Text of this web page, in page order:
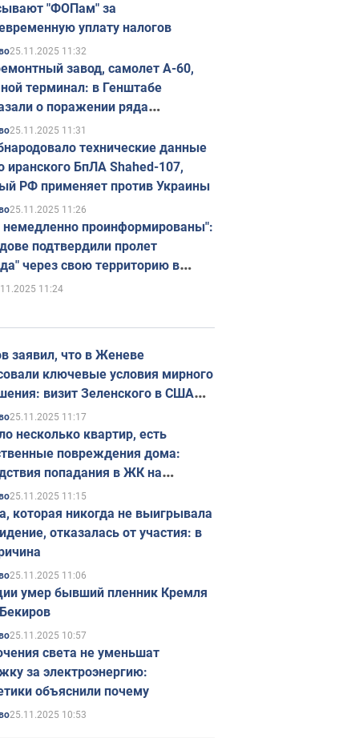
"ФОПам" за
уплату налогов
25.11.2025 11:32
завод, самолет А-60,
терминал: в Генштабе
о поражении ряда
объектов России
25.11.2025 11:31
технические данные
иранского БпЛА Shahed-107,
РФ применяет против Украины
25.11.2025 11:26
проинформированы":
подтвердили пролет
через свою территорию в
11:24
заявил, что в Женеве
ключевые условия мирного
визит Зеленского в США
в ноябре
25.11.2025 11:17
несколько квартир, есть
повреждения дома:
попадания в ЖК на
в Киеве. Фото
25.11.2025 11:15
которая никогда не выигрывала
отказалась от участия: в
25.11.2025 11:06
умер бывший пленник Кремля
25.11.2025 10:57
света не уменьшат
за электроэнергию:
объяснили почему
25.11.2025 10:53